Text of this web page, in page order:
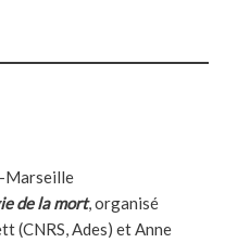
Marseille
de la mort, organisé
(CNRS, Ades) et Anne